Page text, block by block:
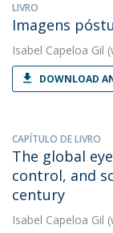
LIVRO
Imagens
Isabel Capeloa Gil
DOWNLOAD
CAPÍTULO DE LIVRO
The global
control, and
century
Isabel Capeloa Gil